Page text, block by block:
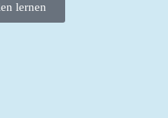
lernen